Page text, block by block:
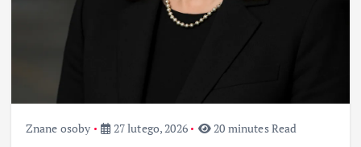
Znane osoby 27 lutego, 2026 20 minutes Read